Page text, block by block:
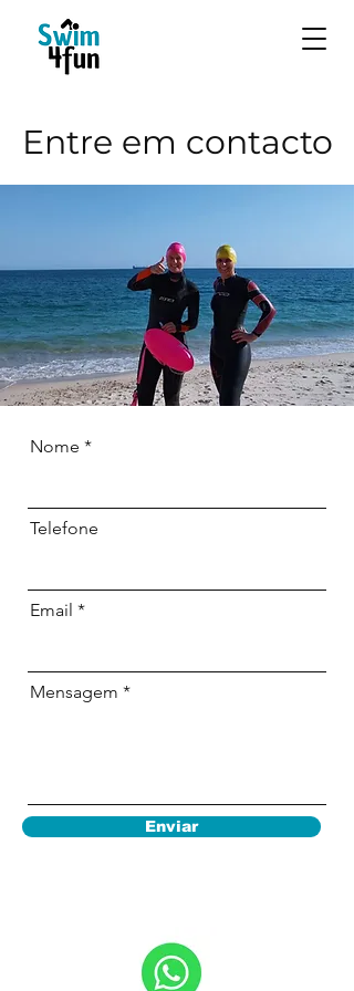
Entre em contacto
Nome
Telefone
Email
Mensagem
Enviar